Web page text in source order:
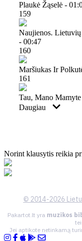
Plaukė Žąselė -
159
Naujienos.
- 00:47
160
Maršiukas Ir
161
Tau, Mano
Daugiau
Norint klausytis reikia
© 2014-2026
Pakartot.lt yra muzikos
Jei aptikote netinkamą